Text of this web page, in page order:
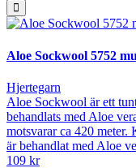
Aloe Sockwool 5752
Hjertegarn
Aloe Sockwool är ett
behandlats med Aloe
motsvarar ca 420
är behandlat med Aloe
109 kr